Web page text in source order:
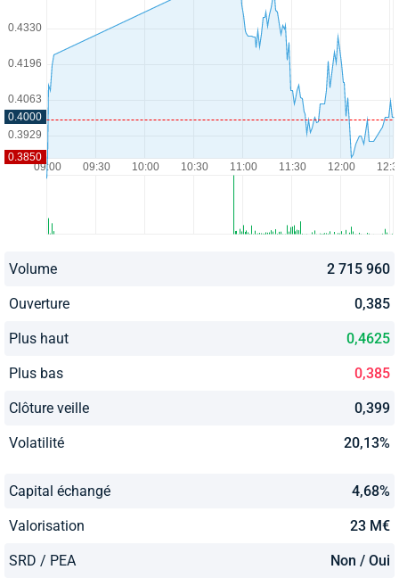
Volume 2 715 960
Ouverture 0,385
Plus haut 0,4625
Plus bas 0,385
Clôture veille 0,399
Volatilité 20,13%
Capital échangé 4,68%
Valorisation 23 M€
SRD / PEA Non / Oui